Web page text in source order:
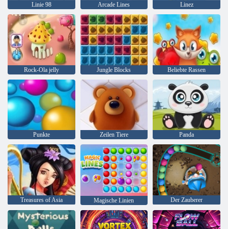
Linie 98 Arcade Lines Linez
Rock-Ola jelly Jungle Blocks Beliebte Rassen
Punkte Zeilen Tiere Panda
Treasures of Asia Magische Linien Der Zauberer